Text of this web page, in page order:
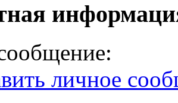
личное